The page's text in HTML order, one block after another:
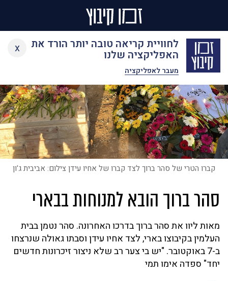
לחוויית קריאה טובה יותר הורד את
האפליקציה שלנו
מעבר לאפליקציה
x
Skip
content
קברו הטרי של סהר ברוך לצד קברו של אחיו עידן צילום: אביבית ג'ון
סהר ברוך הובא למנוחות בבארי
מאות ליוו את סהר ברוך בדרכו האחרונה. סהר נטמן בבית
העלמין בקיבוצו בארי, לצד אחיו עידן וסבתו גאולה שנרצחו
ב-7 באוקטובר. "יש בי צער רב שלא ניצור זיכרונות חדשים
יחד" ספדה אימו תמי